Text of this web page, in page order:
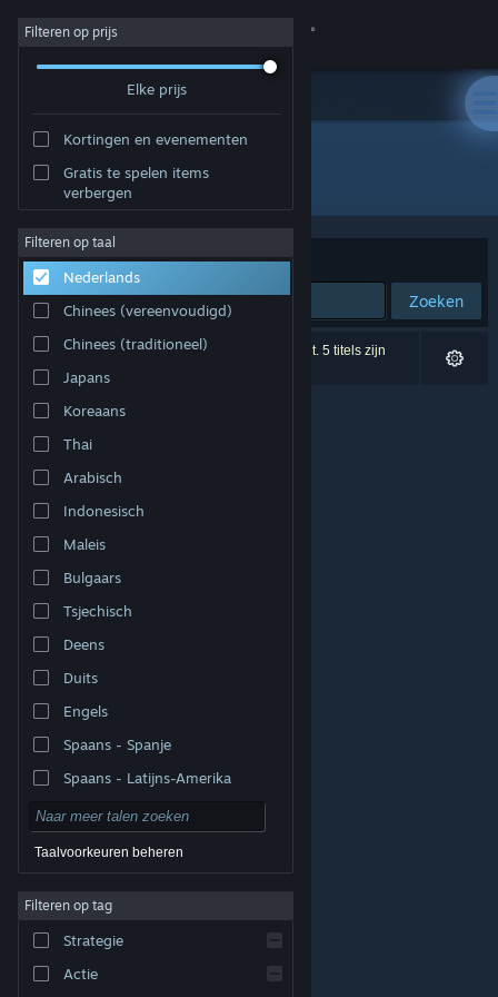
Inloggen
Community
Over
Ondersteuning
Taal wijzigen
Download de mobiele Steam-app
Desktopwebsite weergeven
© Valve Corporation. Alle rechten voorbehouden. Alle
handelsmerken zijn eigendom van hun respectieve
Privacybeleid|Juridische informatie
Toegankelijkheid
|
Terugbetalingen
Filteren op prijs
Elke prijs
Kortingen en evenementen
Gratis te spelen items
verbergen
Filteren op taal
Nederlands
Chinees (vereenvoudigd)
Chinees (traditioneel)
Japans
Koreaans
Thai
Arabisch
Indonesisch
Maleis
Bulgaars
Tsjechisch
Deens
Duits
Engels
Spaans - Spanje
Spaans - Latijns-Amerika
Taalvoorkeuren beheren
Filteren op tag
Strategie
Actie
Ontwikkelaar: 3 Sprockets
Sorteren op Relevantie
Zoeken
0 resultaten komen overeen met je zoekopdracht. 5 titels zijn
uitgesloten op basis van je voorkeuren.